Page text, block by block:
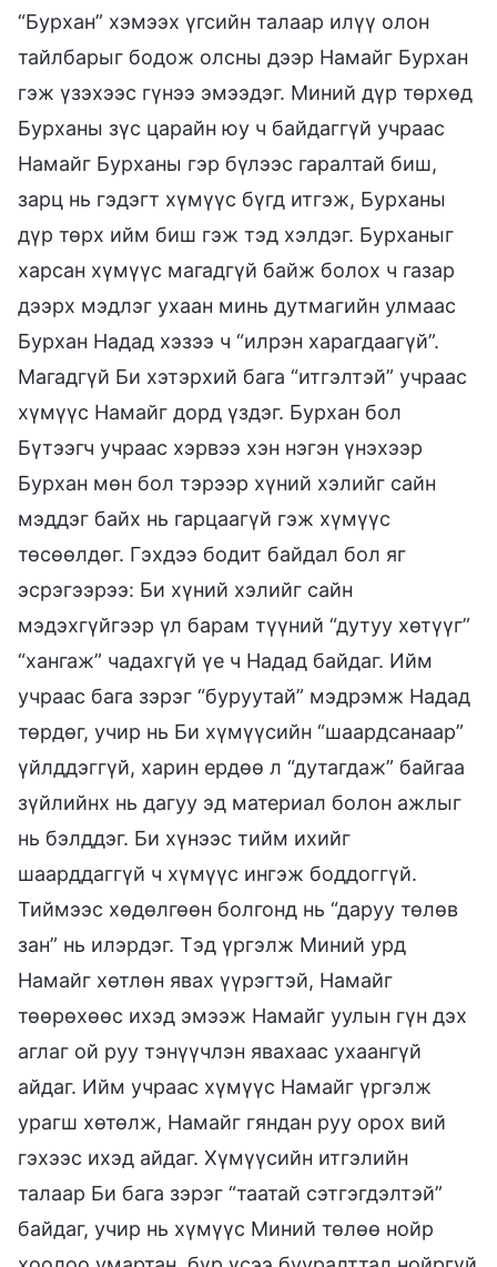
“Бурхан” хэмээх үгсийн талаар илүү олон
тайлбарыг бодож олсны дээр Намайг Бурхан
гэж үзэхээс гүнээ эмээдэг. Миний дүр төрхөд
Бурханы зүс царайн юу ч байдаггүй учраас
Намайг Бурханы гэр бүлээс гаралтай биш,
зарц нь гэдэгт хүмүүс бүгд итгэж, Бурханы
дүр төрх ийм биш гэж тэд хэлдэг. Бурханыг
харсан хүмүүс магадгүй байж болох ч газар
дээрх мэдлэг ухаан минь дутмагийн улмаас
Бурхан Надад хэзээ ч “илрэн харагдаагүй”.
Магадгүй Би хэтэрхий бага “итгэлтэй” учраас
хүмүүс Намайг дорд үздэг. Бурхан бол
Бүтээгч учраас хэрвээ хэн нэгэн үнэхээр
Бурхан мөн бол тэрээр хүний хэлийг сайн
мэддэг байх нь гарцаагүй гэж хүмүүс
төсөөлдөг. Гэхдээ бодит байдал бол яг
эсрэгээрээ: Би хүний хэлийг сайн
мэдэхгүйгээр үл барам түүний “дутуу хөтүүг”
“хангаж” чадахгүй үе ч Надад байдаг. Ийм
учраас бага зэрэг “буруутай” мэдрэмж Надад
төрдөг, учир нь Би хүмүүсийн “шаардсанаар”
үйлддэггүй, харин ердөө л “дутагдаж” байгаа
зүйлийнх нь дагуу эд материал болон ажлыг
нь бэлддэг. Би хүнээс тийм ихийг
шаарддаггүй ч хүмүүс ингэж боддоггүй.
Тиймээс хөдөлгөөн болгонд нь “даруу төлөв
зан” нь илэрдэг. Тэд үргэлж Миний урд
Намайг хөтлөн явах үүрэгтэй, Намайг
төөрөхөөс ихэд эмээж Намайг уулын гүн дэх
аглаг ой руу тэнүүчлэн явахаас ухаангүй
айдаг. Ийм учраас хүмүүс Намайг үргэлж
урагш хөтөлж, Намайг гяндан руу орох вий
гэхээс ихэд айдаг. Хүмүүсийн итгэлийн
талаар Би бага зэрэг “таатай сэтгэгдэлтэй”
байдаг, учир нь хүмүүс Миний төлөө нойр